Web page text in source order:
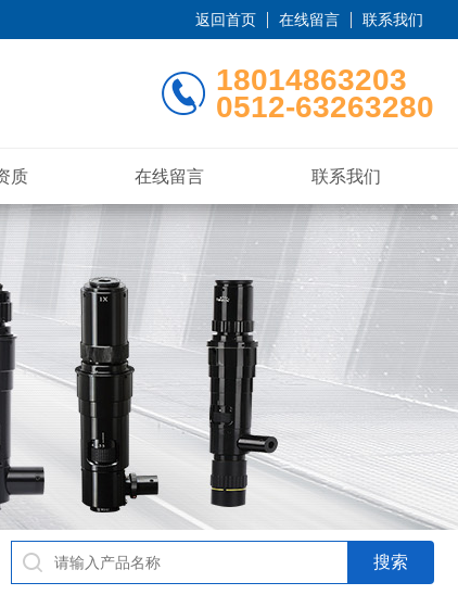
返回首页 在线留言 联系我们
18014863203
0512-63263280
质 在线留言 联系我们